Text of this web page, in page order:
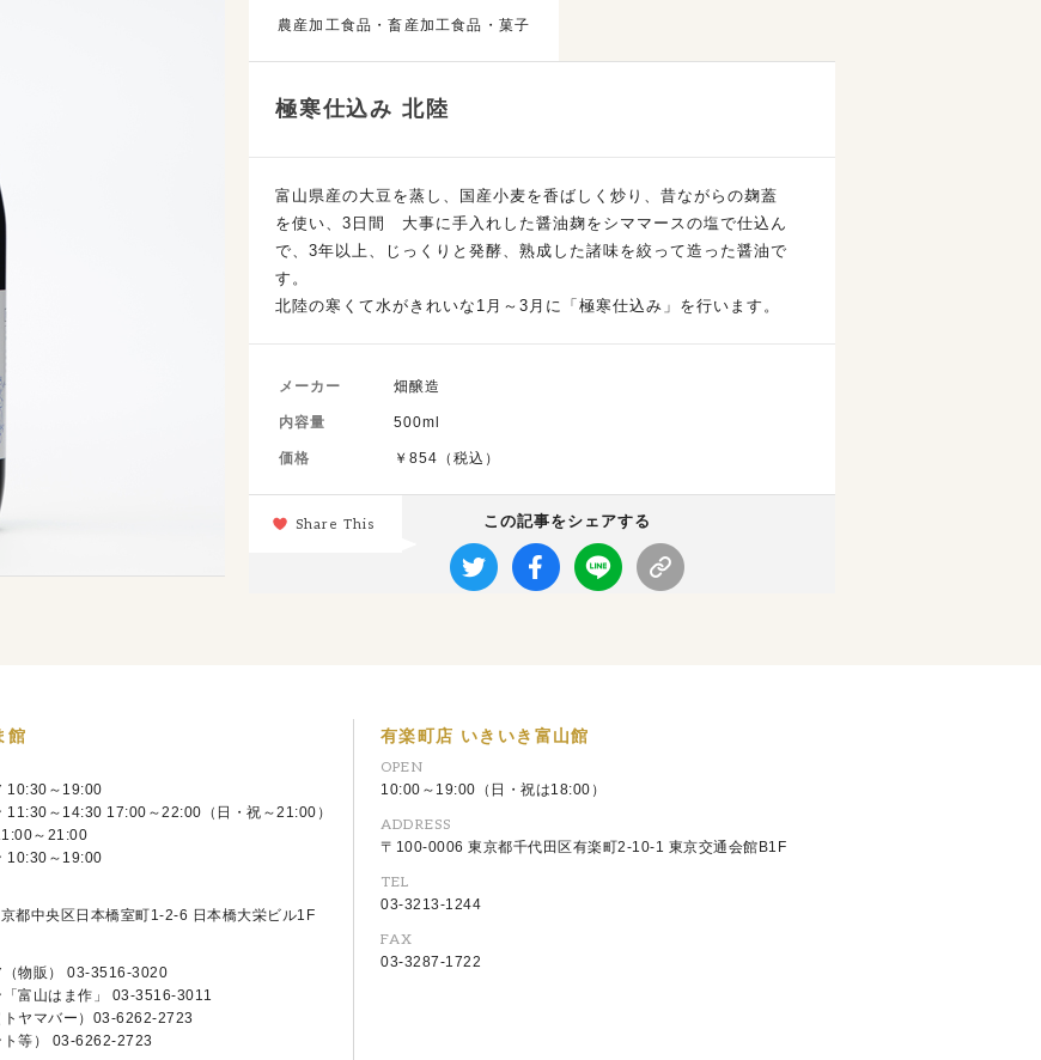
農産加工食品・畜産加工食品・菓子
極寒仕込み 北陸
富山県産の大豆を蒸し、国産小麦を香ばしく炒り、昔ながらの麹蓋
を使い、3日間 大事に手入れした醤油麹をシママースの塩で仕込ん
で、3年以上、じっくりと発酵、熟成した諸味を絞って造った醤油で
す。
北陸の寒くて水がきれいな1月～3月に「極寒仕込み」を行います。
メーカー 畑醸造
内容量 500ml
価格 ￥854（税込）
Share This この記事をシェアする
館
10:30～19:00
11:30～14:30 17:00～22:00（日・祝～21:00）
～21:00
10:30～19:00
都中央区日本橋室町1-2-6 日本橋大栄ビル1F
（物販） 03-3516-3020
「富山はま作」 03-3516-3011
トヤマバー）03-6262-2723
ト等） 03-6262-2723
有楽町店 いきいき富山館
OPEN
10:00～19:00（日・祝は18:00）
ADDRESS
〒100-0006 東京都千代田区有楽町2-10-1 東京交通会館B1F
TEL
03-3213-1244
FAX
03-3287-1722